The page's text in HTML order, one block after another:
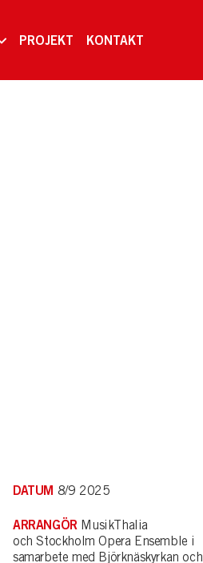
PROJEKT KONTAKT
DATUM 8/9 2025
ARRANGÖRMusikThalia
och Stockholm Opera Ensemble i
samarbete med Björknäskyrkan och